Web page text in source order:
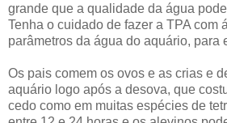
grande que a qualidade da água
Tenha o cuidado de fazer a TPA com
parâmetros da água do aquário, para
Os pais comem os ovos e as crias e
aquário logo após a desova, que
cedo como em muitas espécies de